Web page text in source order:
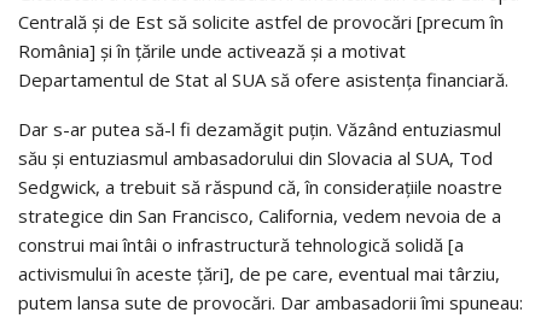
Centrală şi de Est să so­licite astfel de provocări [precum în
România] şi în ţările unde activează şi a motivat
Departamentul de Stat al SUA să ofere asistenţa financiară.
Dar s-ar putea să-l fi dezamăgit puţin. Văzând entuziasmul
său şi entuziasmul ambasadorului din Slovacia al SUA, Tod
Sedgwick, a trebuit să răspund că, în consideraţiile noastre
strategice din San Francisco, Cali­fornia, vedem nevoia de a
construi mai întâi o infrastructură tehnologică solidă [a
activismului în aceste ţări], de pe care, eventual mai târziu,
putem lansa sute de provocări. Dar ambasadorii îmi spuneau: